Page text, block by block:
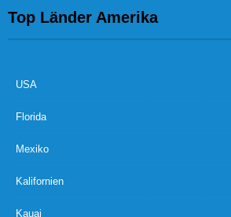
Top Länder Amerika
USA
Florida
Mexiko
Kalifornien
Kauai